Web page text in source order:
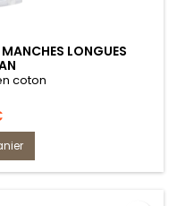
LONGUES
coton